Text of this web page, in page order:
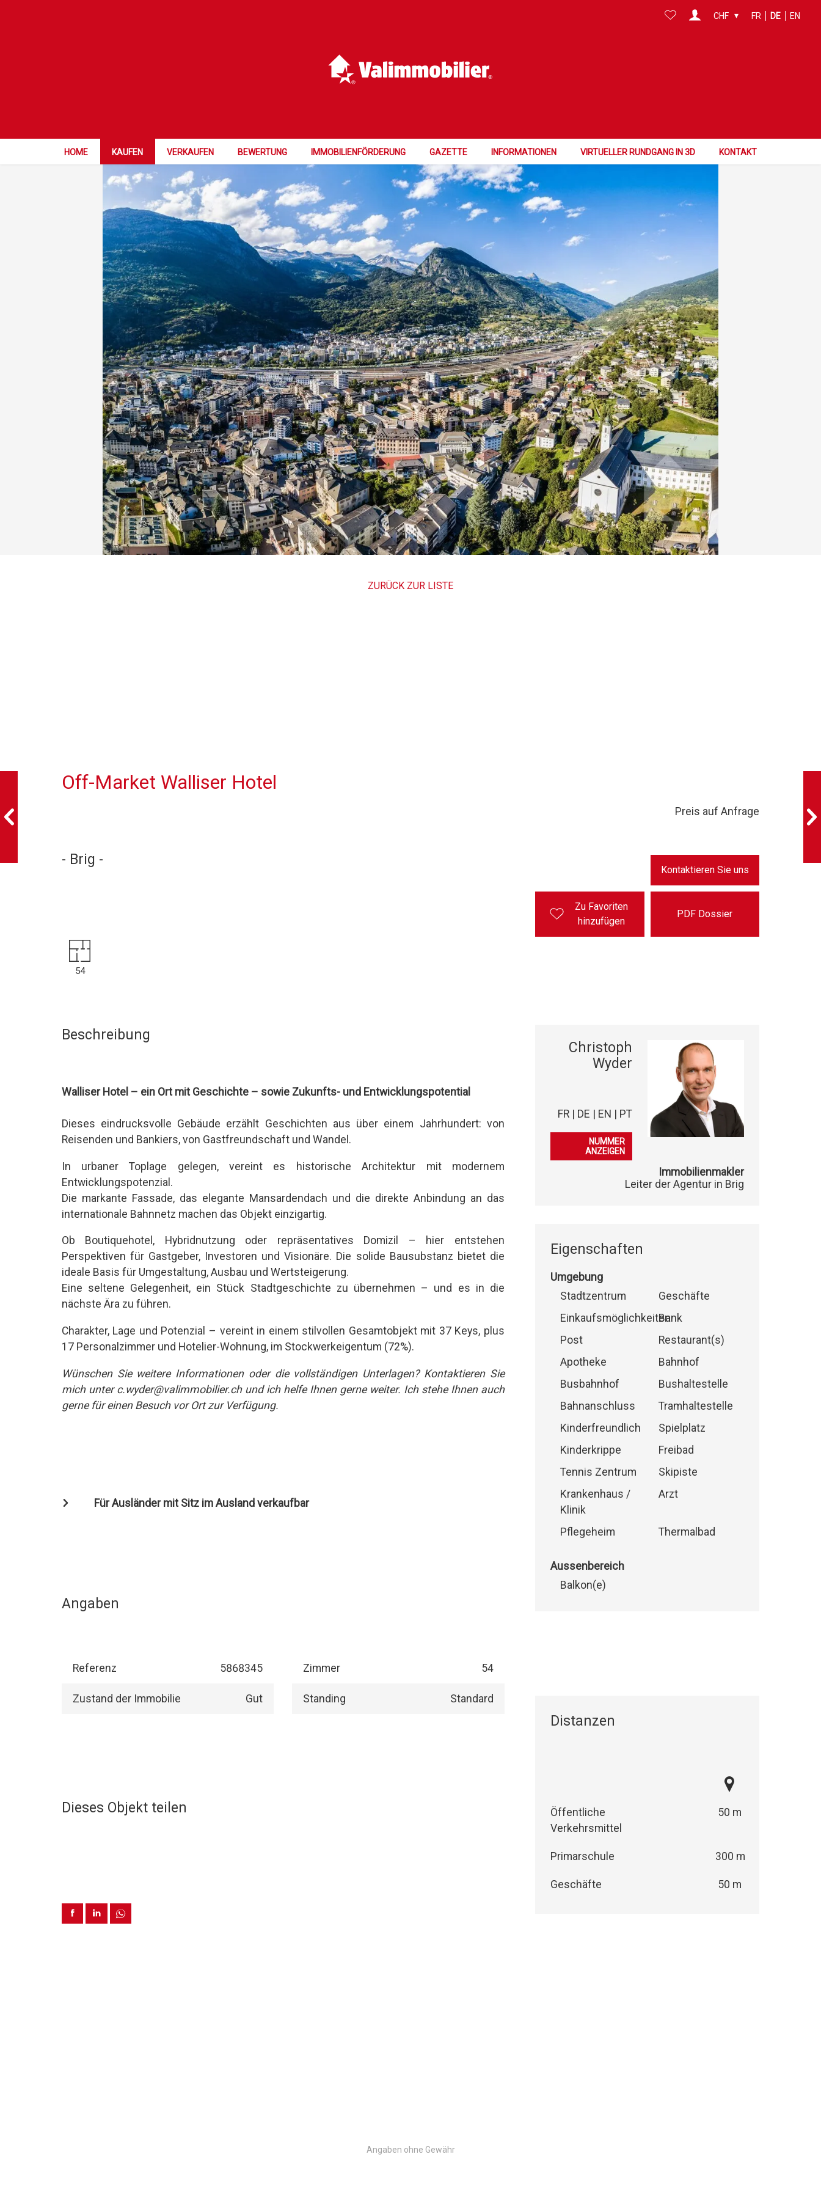
HOME KAUFEN VERKAUFEN BEWERTUNG IMMOBILIENFÖRDERUNG GAZETTE INFORMATIONEN VIRTUELLER RUNDGANG IN 3D KONTAKT
CHF FR DE EN
ZURÜCK ZUR LISTE
Off-Market Walliser Hotel
Preis auf Anfrage
- Brig -
54
Kontaktieren Sie uns
Zu Favoriten
hinzufügen
PDF Dossier
Beschreibung
Walliser Hotel – ein Ort mit Geschichte – sowie Zukunfts- und Entwicklungspotential
Dieses eindrucksvolle Gebäude erzählt Geschichten aus über einem Jahrhundert: von
Reisenden und Bankiers, von Gastfreundschaft und Wandel.
In urbaner Toplage gelegen, vereint es historische Architektur mit modernem
Entwicklungspotenzial.
Die markante Fassade, das elegante Mansardendach und die direkte Anbindung an das
internationale Bahnnetz machen das Objekt einzigartig.
Ob Boutiquehotel, Hybridnutzung oder repräsentatives Domizil – hier entstehen
Perspektiven für Gastgeber, Investoren und Visionäre. Die solide Bausubstanz bietet die
ideale Basis für Umgestaltung, Ausbau und Wertsteigerung.
Eine seltene Gelegenheit, ein Stück Stadtgeschichte zu übernehmen – und es in die
nächste Ära zu führen.
Charakter, Lage und Potenzial – vereint in einem stilvollen Gesamtobjekt mit 37 Keys, plus
17 Personalzimmer und Hotelier-Wohnung, im Stockwerkeigentum (72%).
Wünschen Sie weitere Informationen oder die vollständigen Unterlagen? Kontaktieren Sie
mich unter c.wyder@valimmobilier.ch und ich helfe Ihnen gerne weiter. Ich stehe Ihnen auch
gerne für einen Besuch vor Ort zur Verfügung.
Für Ausländer mit Sitz im Ausland verkaufbar
Angaben
Referenz 5868345 Zimmer 54
Zustand der Immobilie Gut Standing Standard
Dieses Objekt teilen
Christoph
Wyder
FR | DE | EN | PT
079 905 52 53
NUMMER
ANZEIGEN
Immobilienmakler
Leiter der Agentur in Brig
Eigenschaften
Umgebung
Stadtzentrum
Geschäfte
EinkaufsmöglichkeitenBank
Post
Restaurant(s)
Apotheke
Bahnhof
Busbahnhof
Bushaltestelle
Bahnanschluss
Tramhaltestelle
Kinderfreundlich
Spielplatz
Kinderkrippe
Freibad
Tennis Zentrum
Skipiste
Krankenhaus /
Klinik
Arzt
Pflegeheim Thermalbad
Aussenbereich
Balkon(e)
Distanzen
Öffentliche
Verkehrsmittel
50 m
Primarschule 300 m
Geschäfte 50 m
Angaben ohne Gewähr